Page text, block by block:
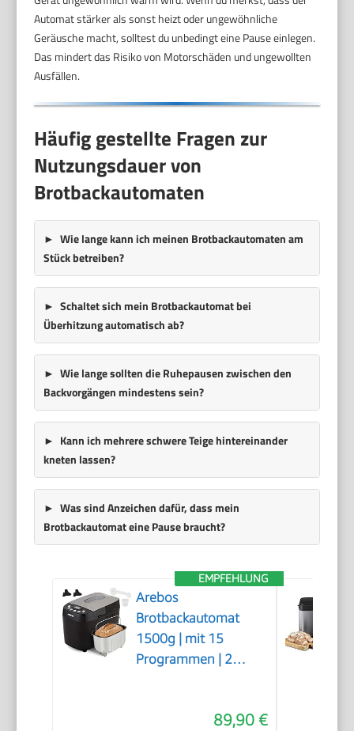
Automat stärker als sonst heizt oder ungewöhnliche
Geräusche macht, solltest du unbedingt eine Pause einlegen.
Das mindert das Risiko von Motorschäden und ungewollten
Ausfällen.
Häufig gestellte Fragen zur
Nutzungsdauer von
Brotbackautomaten
Wie lange kann ich meinen Brotbackautomaten am
Stück betreiben?
Schaltet sich mein Brotbackautomat bei
Überhitzung automatisch ab?
Wie lange sollten die Ruhepausen zwischen den
Backvorgängen mindestens sein?
Kann ich mehrere schwere Teige hintereinander
kneten lassen?
Was sind Anzeichen dafür, dass mein
Brotbackautomat eine Pause braucht?
EMPFEHLUNG
Arebos
Brotbackautomat
1500g | mit 15
Programmen | 2
Bräunungsgrade und
89,90 €